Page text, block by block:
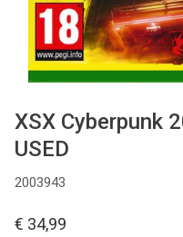
Cadeaubon
Inkoop
XSX Cyberpunk
USED
2003943
€ 34,99